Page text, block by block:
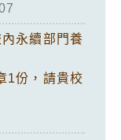
永續部門養
1份，請貴校